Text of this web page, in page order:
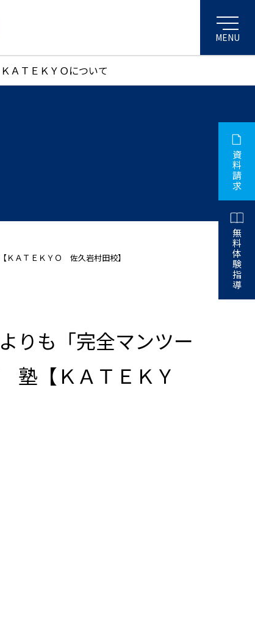
ＫＡＴＥＫＹＯについて
【ＫＡＴＥＫＹＯ 佐久岩村田校】
も「完全マンツー
【ＫＡＴＥＫＹ
資
料
請
求
無
料
体
験
指
導